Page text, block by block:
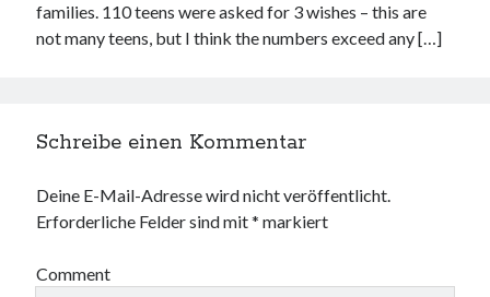
families. 110 teens were asked for 3 wishes – this are
not many teens, but I think the numbers exceed any […]
Schreibe einen Kommentar
Deine E-Mail-Adresse wird nicht veröffentlicht.
Erforderliche Felder sind mit* markiert
Comment